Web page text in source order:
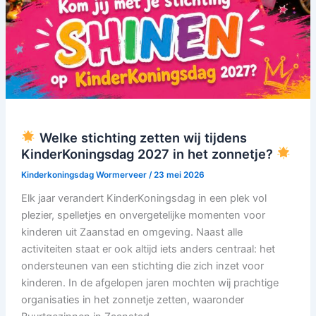
Welke stichting zetten wij tijdens
KinderKoningsdag 2027 in het zonnetje?
Kinderkoningsdag Wormerveer /23 mei 2026
Elk jaar verandert KinderKoningsdag in een plek vol
plezier, spelletjes en onvergetelijke momenten voor
kinderen uit Zaanstad en omgeving. Naast alle
activiteiten staat er ook altijd iets anders centraal: het
ondersteunen van een stichting die zich inzet voor
kinderen. In de afgelopen jaren mochten wij prachtige
organisaties in het zonnetje zetten, waaronder